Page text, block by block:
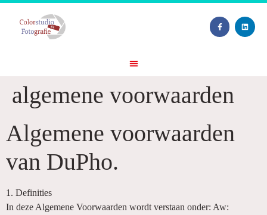
algemene voorwaarden
Algemene voorwaarden
van DuPho.
1. Definities
In deze Algemene Voorwaarden wordt verstaan onder: Aw: